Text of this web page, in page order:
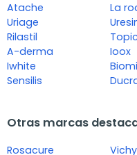
Atache
Uriage
Rilastil
A-derma
Iwhite
Sensilis
La
Ioox
Otras marcas
Rosacure
Vichy